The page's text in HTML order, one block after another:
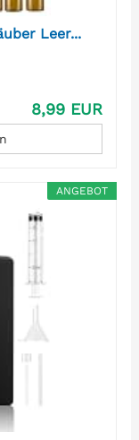
Leer...
8,99 EUR
ANGEBOT